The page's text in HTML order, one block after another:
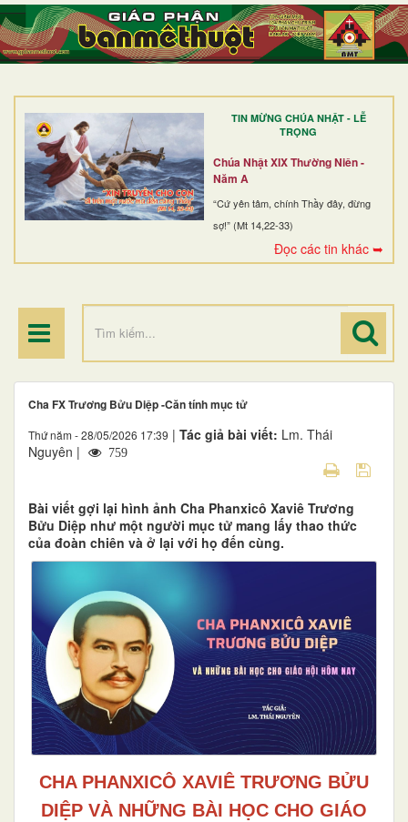
TIN MỪNG CHÚA NHẬT - LỄ
TRỌNG
Chúa Nhật XIX Thường Niên -
Năm A
“Cứ yên tâm, chính Thầy đây, đừng
sợ!” (Mt 14,22-33)
Đọc các tin khác ➥
TRANG NHẤT
GIỚI THIỆU
DÒNG TU
BAN MỤC VỤ
ĐOÀN THỂ CG
ĐIỂM HÀNH HƯƠNG
Cha FX Trương Bửu Diệp -Căn tính mục tử
Thứ năm - 28/05/2026 17:39 | Tác giả bài viết: Lm. Thái
Nguyên |
759
Bài viết gợi lại hình ảnh Cha Phanxicô Xaviê Trương
Bửu Diệp như một người mục tử mang lấy thao thức
của đoàn chiên và ở lại với họ đến cùng.
CHA PHANXICÔ XAVIÊ TRƯƠNG BỬU
DIỆP VÀ NHỮNG BÀI HỌC CHO GIÁO